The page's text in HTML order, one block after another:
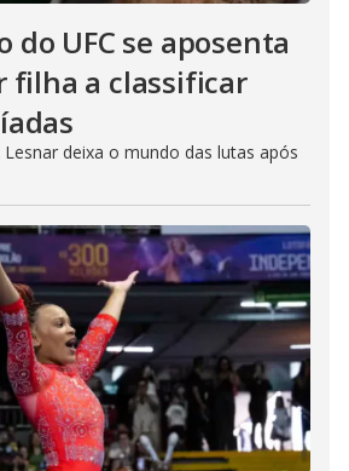
do UFC se aposenta
filha a classificar
deixa o mundo das lutas após